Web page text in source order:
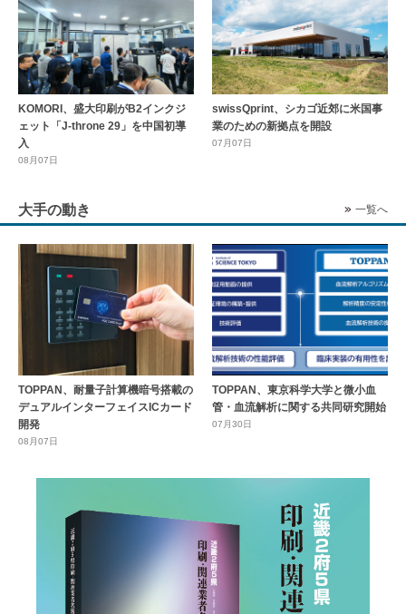
KOMORI、盛大印刷がB2インクジ
ェット「J-throne 29」を中国初導
入
08月07日
swissQprint、シカゴ近郊に⽶国事
業のための新拠点を開設
07月07日
大手の動き 一覧へ
TOPPAN、耐量子計算機暗号搭載の
デュアルインターフェイスICカード
開発
08月07日
TOPPAN、東京科学大学と微小血
管・血流解析に関する共同研究開始
07月30日